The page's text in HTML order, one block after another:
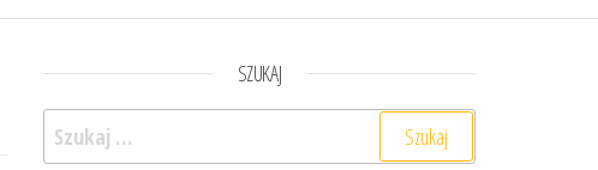
SZUKAJ
Szukaj: